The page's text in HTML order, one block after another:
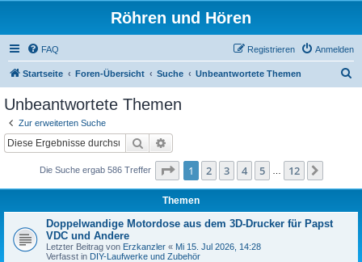
Röhren und Hören
FAQ Anmelden
Registrieren
Startseite Foren-Übersicht Suche Unbeantwortete Themen
Unbeantwortete Themen
Zur erweiterten Suche
Suche
Die Suche ergab 586 Treffer Seite 1von 12
1 2 3 4 5 12
Themen
Doppelwandige Motordose aus dem 3D-Drucker für Papst
VDC und Andere
Letzter Beitrag von Erzkanzler « Mi 15. Jul 2026, 14:28
Verfasst in DIY-Laufwerke und Zubehör